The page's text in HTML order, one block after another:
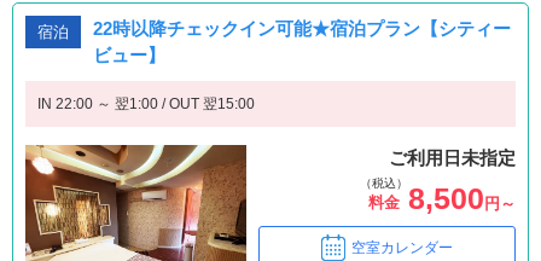
宿泊
22時以降チェックイン可能★宿泊プラン【シティー
ビュー】
IN 22:00 ～ 翌1:00 / OUT 翌15:00
ご利用日未指定
（税込）
料金 8,500 円～
空室カレンダー